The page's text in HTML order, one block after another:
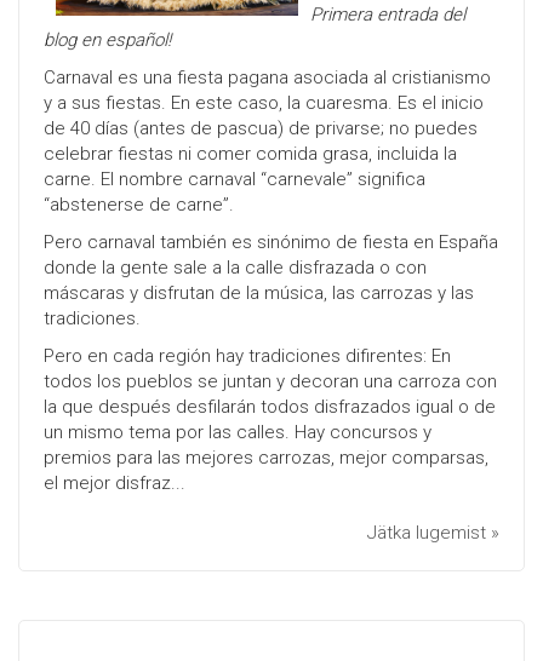
Primera entrada del
blog en español!
Carnaval es una fiesta pagana asociada al cristianismo
y a sus fiestas. En este caso, la cuaresma. Es el inicio
de 40 días (antes de pascua) de privarse; no puedes
celebrar fiestas ni comer comida grasa, incluida la
carne. El nombre carnaval “carnevale” significa
“abstenerse de carne”.
Pero carnaval también es sinónimo de fiesta en España
donde la gente sale a la calle disfrazada o con
máscaras y disfrutan de la música, las carrozas y las
tradiciones.
Pero en cada región hay tradiciones difirentes: En
todos los pueblos se juntan y decoran una carroza con
la que después desfilarán todos disfrazados igual o de
un mismo tema por las calles. Hay concursos y
premios para las mejores carrozas, mejor comparsas,
el mejor disfraz...
Jätka lugemist »